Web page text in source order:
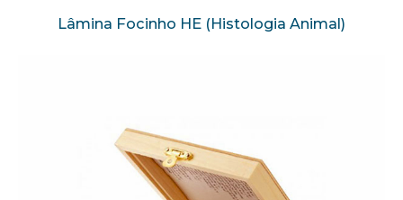
Lâmina Focinho HE (Histologia Animal)